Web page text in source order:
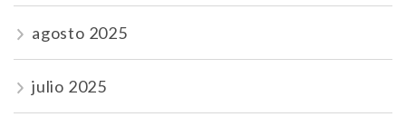
agosto 2025
julio 2025